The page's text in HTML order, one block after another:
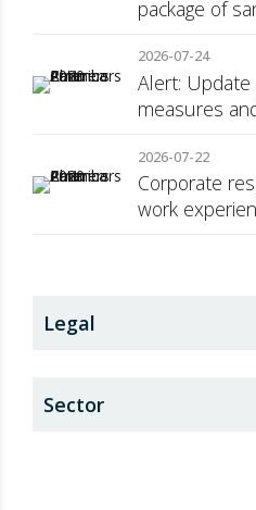
package of
2026-07-24
Alert:
measures
2026-07-22
Corporate
work
Legal
Sector